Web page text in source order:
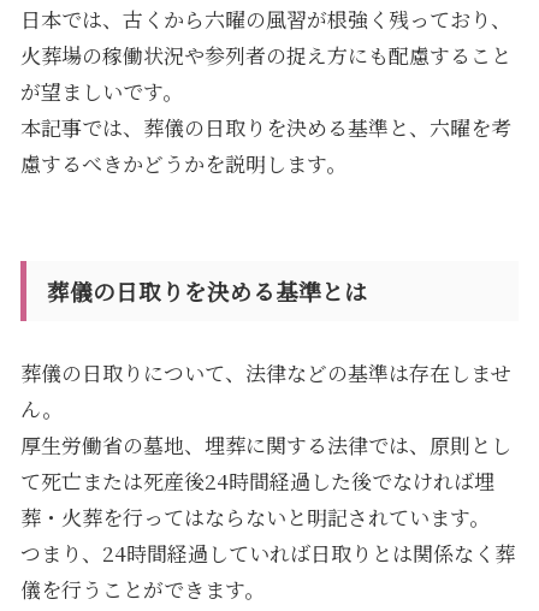
日本では、古くから六曜の風習が根強く残っており、
火葬場の稼働状況や参列者の捉え方にも配慮すること
が望ましいです。
本記事では、葬儀の日取りを決める基準と、六曜を考
慮するべきかどうかを説明します。
葬儀の日取りを決める基準とは
葬儀の日取りについて、法律などの基準は存在しませ
ん。
厚生労働省の墓地、埋葬に関する法律では、原則とし
て死亡または死産後24時間経過した後でなければ埋
葬・火葬を行ってはならないと明記されています。
つまり、24時間経過していれば日取りとは関係なく葬
儀を行うことができます。